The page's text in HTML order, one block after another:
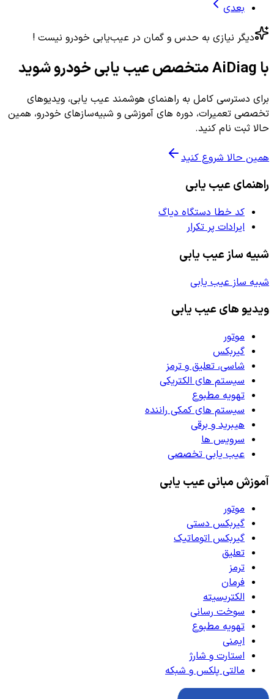
بعدی
دیگر نیازی به حدس و گمان در عیب‌یابی خودرو نیست !
با AiDiag متخصص عیب یابی خودرو شوید
برای دسترسی کامل به راهنمای هوشمند عیب یابی، ویدیوهای
تخصصی تعمیرات، دوره های آموزشی و شبیه‌سازهای خودرو، همین
حالا ثبت نام کنید.
همین حالا شروع کنید
راهنمای عیب یابی
کد خطا دستگاه دیاگ
ایرادات پر تکرار
شبیه ساز عیب یابی
شبیه ساز عیب یابی
ویدیو های عیب یابی
موتور
گیربکس
شاسی، تعلیق و ترمز
سیستم های الکتریکی
تهویه مطبوع
سیستم های کمکی راننده
هیبرید و برقی
سرویس ها
عیب یابی تخصصی
آموزش مبانی عیب یابی
موتور
گیربکس دستی
گیربکس اتوماتیک
تعلیق
ترمز
فرمان
الکتریسیته
سوخت رسانی
تهویه مطبوع
ایمنی
استارت و شارژ
مالتی پلکس و شبکه